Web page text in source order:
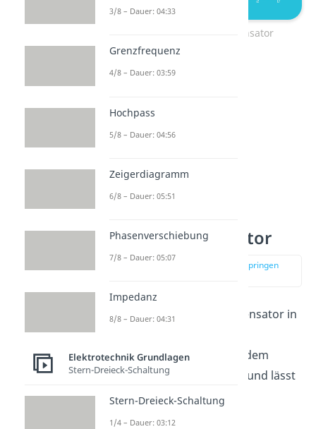
Kapazität Plattenkondensator
Plattenkondensator
zur Stelle im Video springen
Die Energie, die der Kondensator in
gespeicherthat, wird mit dem
Buchstaben
abgekürzt und lässt
sich so berechnen:
3/8 – Dauer: 04:33
Grenzfrequenz
4/8 – Dauer: 03:59
Hochpass
5/8 – Dauer: 04:56
Zeigerdiagramm
6/8 – Dauer: 05:51
Phasenverschiebung
7/8 – Dauer: 05:07
Impedanz
8/8 – Dauer: 04:31
Elektrotechnik Grundlagen
Stern-Dreieck-Schaltung
Stern-Dreieck-Schaltung
1/4 – Dauer: 03:12